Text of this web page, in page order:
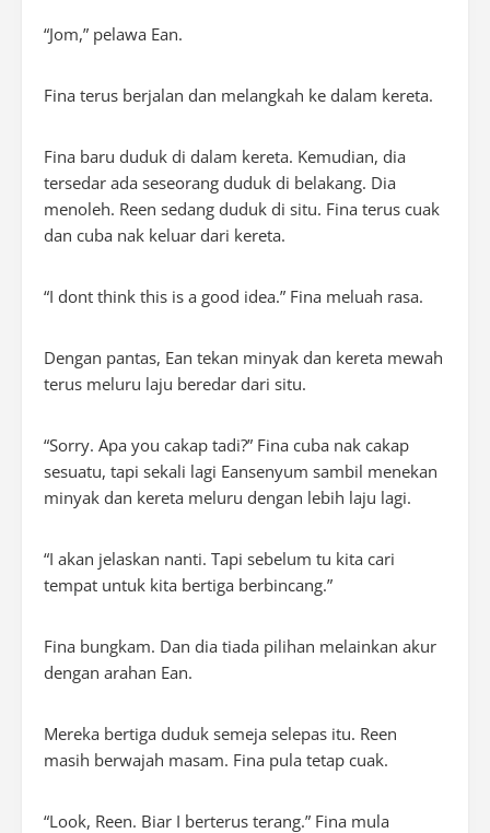
“Jom,” pelawa Ean.
Fina terus berjalan dan melangkah ke dalam kereta.
Fina baru duduk di dalam kereta. Kemudian, dia
tersedar ada seseorang duduk di belakang. Dia
menoleh. Reen sedang duduk di situ. Fina terus cuak
dan cuba nak keluar dari kereta.
“I dont think this is a good idea.” Fina meluah rasa.
Dengan pantas, Ean tekan minyak dan kereta mewah
terus meluru laju beredar dari situ.
“Sorry. Apa you cakap tadi?” Fina cuba nak cakap
sesuatu, tapi sekali lagi Eansenyum sambil menekan
minyak dan kereta meluru dengan lebih laju lagi.
“I akan jelaskan nanti. Tapi sebelum tu kita cari
tempat untuk kita bertiga berbincang.”
Fina bungkam. Dan dia tiada pilihan melainkan akur
dengan arahan Ean.
Mereka bertiga duduk semeja selepas itu. Reen
masih berwajah masam. Fina pula tetap cuak.
“Look, Reen. Biar I berterus terang.” Fina mula